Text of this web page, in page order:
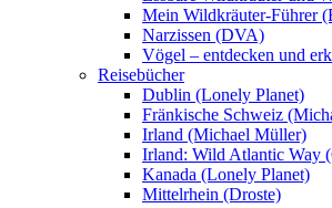
Mein Wildkräuter-Führer
Narzissen (DVA)
Vögel – entdecken und
Reisebücher
Dublin (Lonely Planet)
Fränkische Schweiz
Irland (Michael Müller)
Irland: Wild Atlantic Way
Kanada (Lonely Planet)
Mittelrhein (Droste)